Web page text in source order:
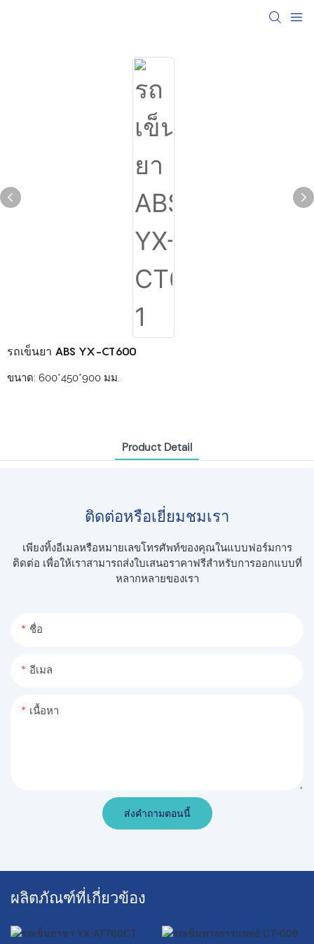
รถเข็นยา ABS YX-CT600
ขนาด: 600*450*900 มม.
Product Detail
ติดต่อหรือเยี่ยมชมเรา
เพียงทิ้งอีเมลหรือหมายเลขโทรศัพท์ของคุณในแบบฟอร์มการ
ติดต่อ เพื่อให้เราสามารถส่งใบเสนอราคาฟรีสำหรับการออกแบบที่
หลากหลายของเรา
ชื่อ
อีเมล
เนื้อหา
ส่งคำถามตอนนี้
ผลิตภัณฑ์ที่เกี่ยวข้อง